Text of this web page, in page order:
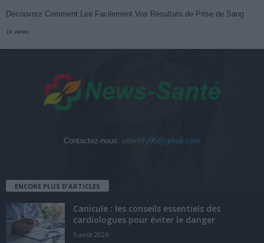
Découvrez Comment Lire Facilement Vos Résultats de Prise de Sang
1k views
Contactez-nous: edentify95@gmail.com
ENCORE PLUS D'ARTICLES
Canicule : les conseils essentiels des
cardiologues pour éviter le danger
5 août 2026